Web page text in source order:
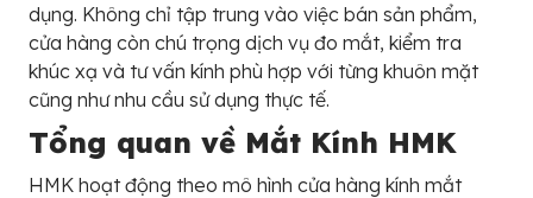
dụng. Không chỉ tập trung vào việc bán sản phẩm,
cửa hàng còn chú trọng dịch vụ đo mắt, kiểm tra
khúc xạ và tư vấn kính phù hợp với từng khuôn mặt
cũng như nhu cầu sử dụng thực tế.
Tổng quan về Mắt Kính HMK
HMK hoạt động theo mô hình cửa hàng kính mắt